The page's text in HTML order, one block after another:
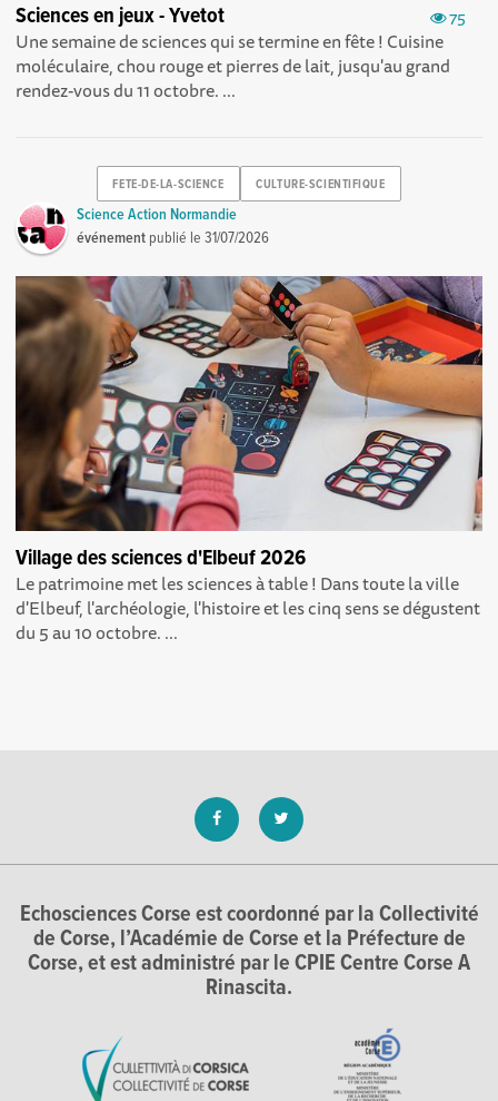
75
Sciences en jeux - Yvetot
Une semaine de sciences qui se termine en fête ! Cuisine
moléculaire, chou rouge et pierres de lait, jusqu'au grand
rendez-vous du 11 octobre. ...
FETE-DE-LA-SCIENCE CULTURE-SCIENTIFIQUE
Science Action Normandie
événement publié le31/07/2026
Village des sciences d'Elbeuf 2026
Le patrimoine met les sciences à table ! Dans toute la ville
d'Elbeuf, l'archéologie, l'histoire et les cinq sens se dégustent
du 5 au 10 octobre. ...
Echosciences Corse est coordonné par la Collectivité
de Corse, l’Académie de Corse et la Préfecture de
Corse, et est administré par le CPIE Centre Corse A
Rinascita.